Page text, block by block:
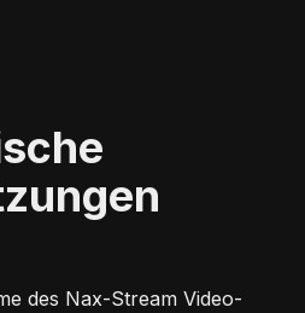
des Nax-Stream Video-